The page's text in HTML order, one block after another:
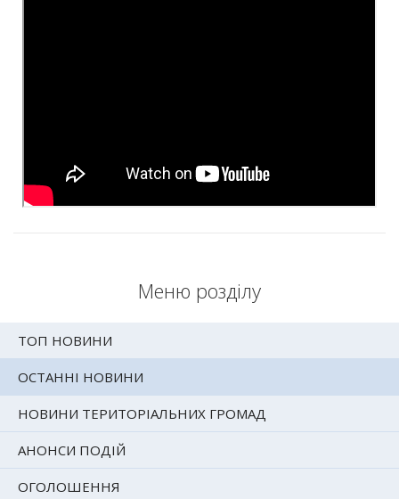
Меню розділу
ТОП НОВИНИ
ОСТАННІ НОВИНИ
НОВИНИ ТЕРИТОРІАЛЬНИХ ГРОМАД
АНОНСИ ПОДІЙ
ОГОЛОШЕННЯ